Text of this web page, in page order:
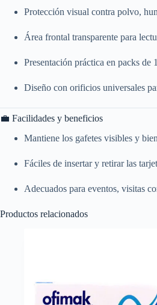
Protección visual contra polvo,
Área frontal transparente para
Presentación práctica en packs de
Diseño con orificios universales
💼 Facilidades y beneficios
Mantiene los gafetes visibles y
Fáciles de insertar y retirar las
Adecuados para eventos, visitas
Productos relacionados